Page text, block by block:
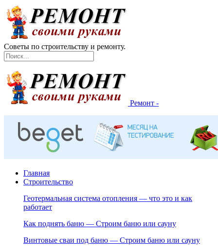
Советы по строительству и ремонту.
Ремонт -
Главная
Строительство
Геотермальная система отопления — что это и как
работает
Как поднять баню — Строим баню или сауну
Винтовые сваи под баню — Строим баню или сауну